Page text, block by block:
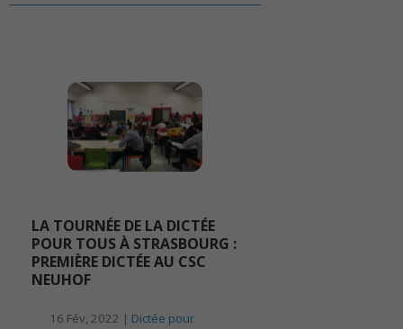
LA TOURNÉE DE LA DICTÉE
POUR TOUS À STRASBOURG :
PREMIÈRE DICTÉE AU CSC
NEUHOF
16 Fév, 2022 | Dictée pour